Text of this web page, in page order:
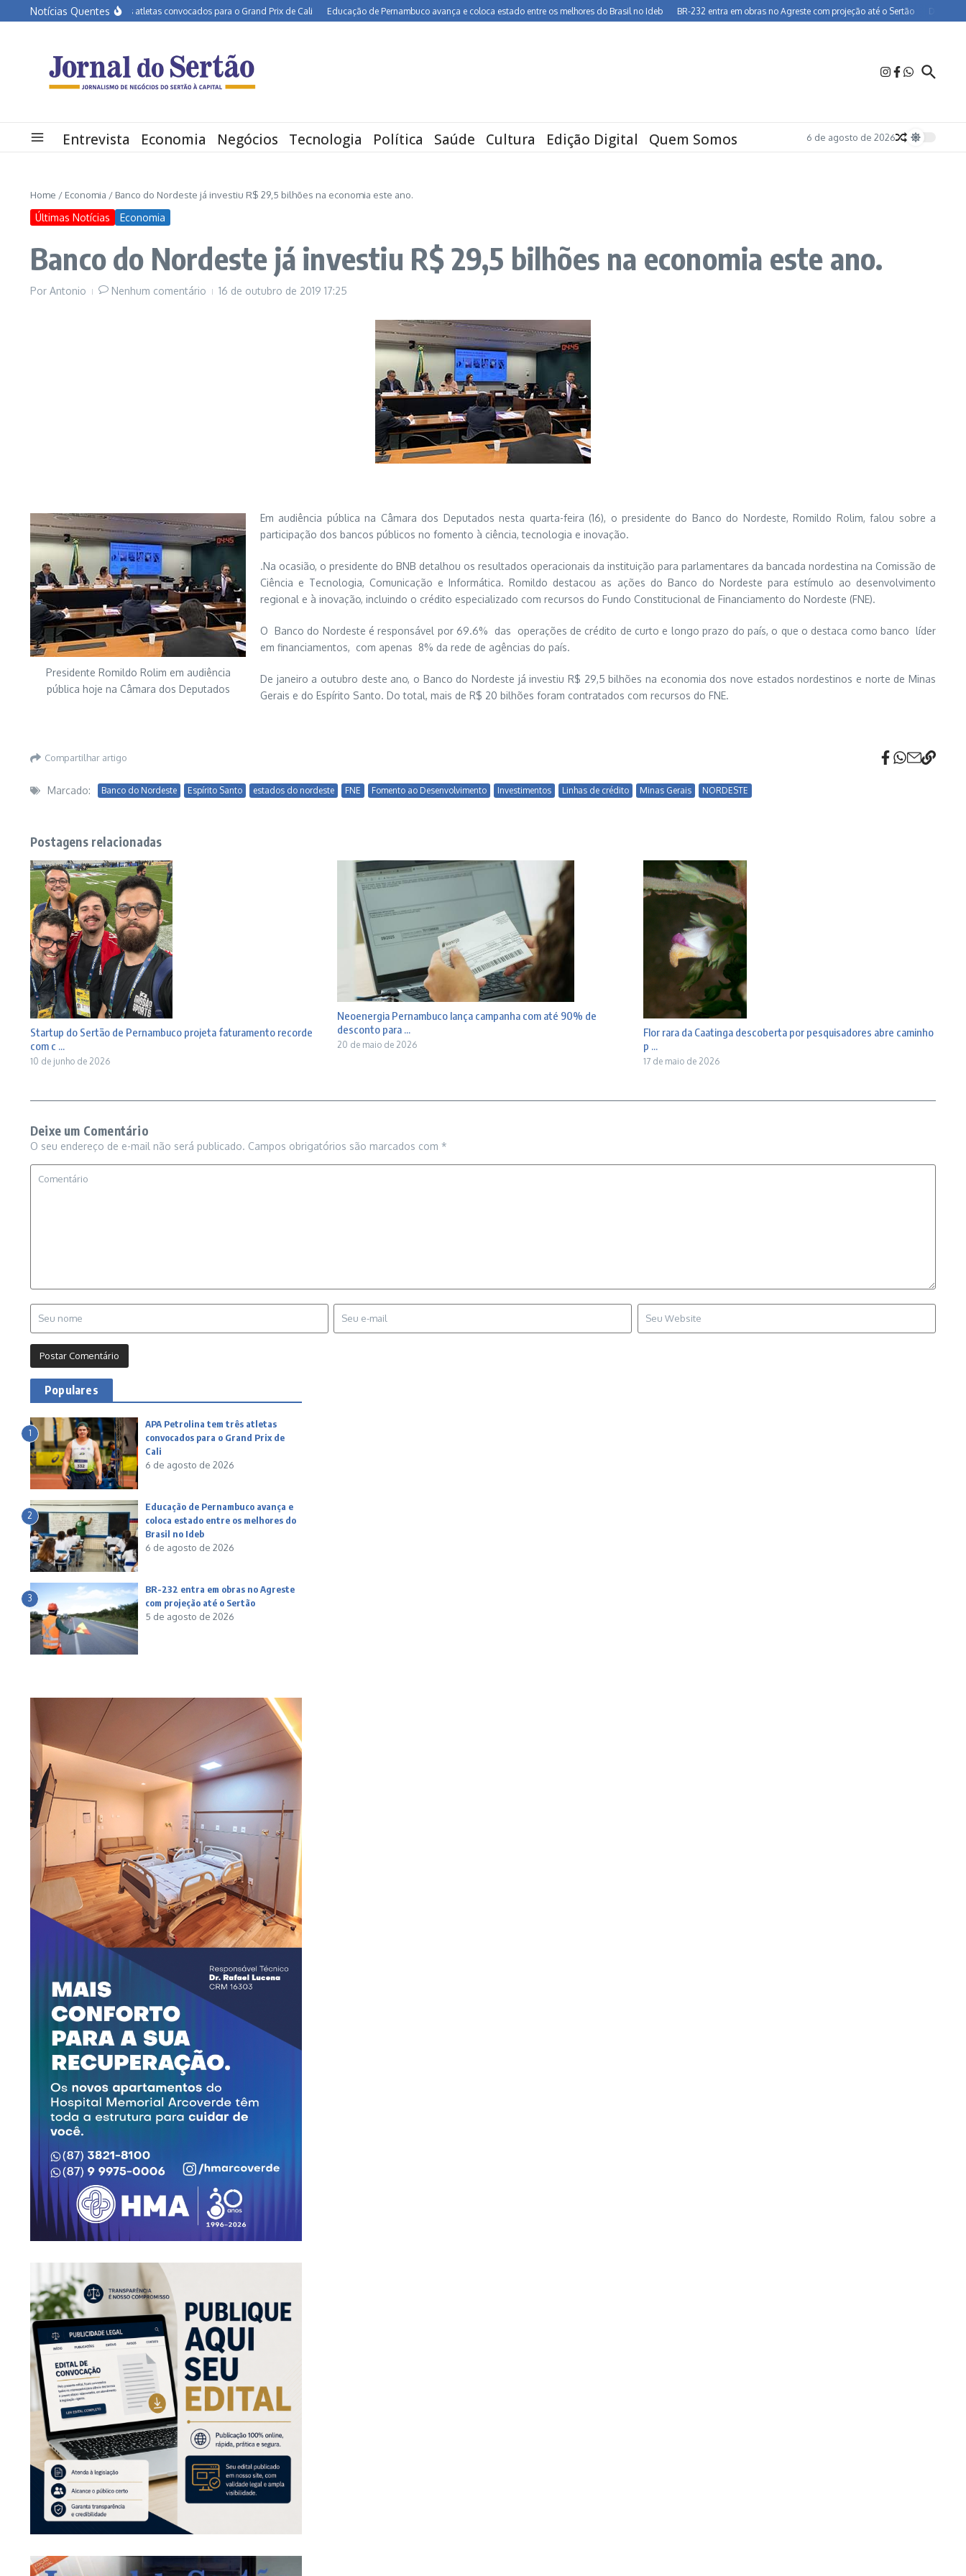
Ir para o conteúdo
Notícias Quentes
APA Petrolina tem três atletas convocados para o Grand Prix de Cali Educação de Pernambuco avança e coloca estado entre os melhores do Brasil no Ideb BR-232 entra em obras no Agreste com projeção até o Sertão Dia dos Pais
Entrevista Economia Negócios Tecnologia Política Saúde Cultura Edição Digital Quem Somos 6 de agosto de 2026
Home / Economia / Banco do Nordeste já investiu R$ 29,5 bilhões na economia este ano.
Últimas Notícias Economia
Banco do Nordeste já investiu R$ 29,5 bilhões na economia este ano.
Por Antonio Nenhum comentário 16 de outubro de 2019 17:25
Presidente Romildo Rolim em audiência
pública hoje na Câmara dos Deputados
Em audiência pública na Câmara dos Deputados nesta quarta-feira (16), o presidente do Banco do Nordeste, Romildo Rolim, falou sobre a
participação dos bancos públicos no fomento à ciência, tecnologia e inovação.
.Na ocasião, o presidente do BNB detalhou os resultados operacionais da instituição para parlamentares da bancada nordestina na Comissão de
Ciência e Tecnologia, Comunicação e Informática. Romildo destacou as ações do Banco do Nordeste para estímulo ao desenvolvimento
regional e à inovação, incluindo o crédito especializado com recursos do Fundo Constitucional de Financiamento do Nordeste (FNE).
O Banco do Nordeste é responsável por 69.6% das operações de crédito de curto e longo prazo do país, o que o destaca como banco líder
em financiamentos, com apenas 8% da rede de agências do país.
De janeiro a outubro deste ano, o Banco do Nordeste já investiu R$ 29,5 bilhões na economia dos nove estados nordestinos e norte de Minas
Gerais e do Espírito Santo. Do total, mais de R$ 20 bilhões foram contratados com recursos do FNE.
Compartilhar artigo
Marcado: Banco do Nordeste Espírito Santo estados do nordeste FNE Fomento ao Desenvolvimento Investimentos Linhas de crédito Minas Gerais NORDESTE
Postagens relacionadas
Startup do Sertão de Pernambuco projeta faturamento recorde
com c ...
10 de junho de 2026
Neoenergia Pernambuco lança campanha com até 90% de
desconto para ...
20 de maio de 2026
Flor rara da Caatinga descoberta por pesquisadores abre caminho
p ...
17 de maio de 2026
Deixe um Comentário
O seu endereço de e-mail não será publicado. Campos obrigatórios são marcados com *
Populares
1
APA Petrolina tem três atletas
convocados para o Grand Prix de
Cali
6 de agosto de 2026
2
Educação de Pernambuco avança e
coloca estado entre os melhores do
Brasil no Ideb
6 de agosto de 2026
3
BR-232 entra em obras no Agreste
com projeção até o Sertão
5 de agosto de 2026